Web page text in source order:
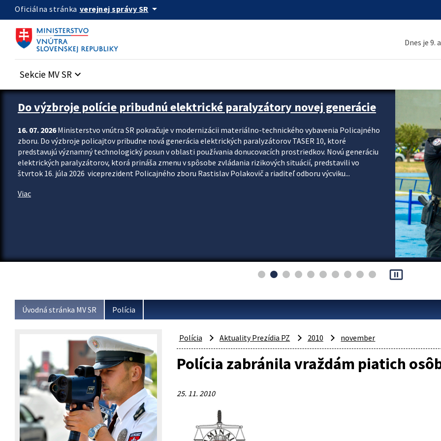
Preskocit na hlavný obsah
Oficiálna stránka verejnej správy SR arrow_drop_down
Dnes je 9.
Sekcie MV SR keyboard_arrow_down
Zastavit automatický posun upútavok
Do výzbroje polície pribudnú elektrické paralyzátory novej generácie
16. 07. 2026Ministerstvo vnútra SR pokračuje v modernizácii materiálno-technického vybavenia Policajného
zboru. Do výzbroje policajtov pribudne nová generácia elektrických paralyzátorov TASER 10, ktoré
predstavujú významný technologický posun v oblasti používania donucovacích prostriedkov. Novú generáciu
elektrických paralyzátorov, ktorá prináša zmenu v spôsobe zvládania rizikových situácií, predstavili vo
štvrtok 16. júla 2026 viceprezident Policajného zboru Rastislav Polakovič a riaditeľ odboru výcviku...
Viac
pause_presentation
Úvodná stránka MV SR Polícia
Polícia Aktuality Prezídia PZ 2010 november
Polícia zabránila vraždám piatich
25. 11. 2010